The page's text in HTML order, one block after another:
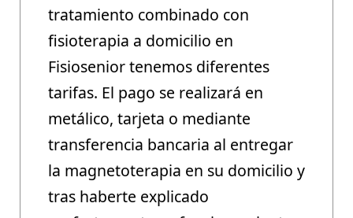
tratamiento combinado con
fisioterapia a domicilio en
Fisiosenior tenemos diferentes
tarifas. El pago se realizará en
metálico, tarjeta o mediante
transferencia bancaria al entregar
la magnetoterapia en su domicilio y
tras haberte explicado